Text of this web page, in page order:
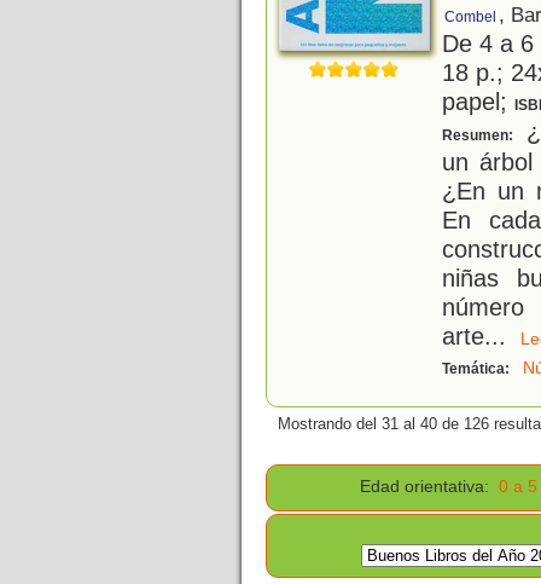
Combel ,
De 4 a
18 p.;
papel;
Resumen:
un árbol
¿En un
En
niñas
arte...
Temática:
Mostrando del 31 al 40 de 126
Edad orientativa: 0 a 5